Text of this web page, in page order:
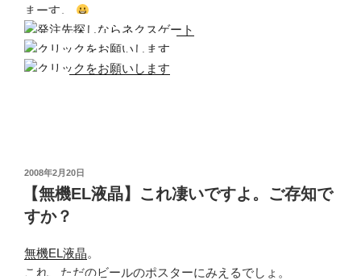
まーす。
投
日:
2008年2月20日
【無機EL液晶】これ凄いですよ。ご存知で
すか？
無機EL液晶。
これ、ただのビールのポスターにみえるでしょ。